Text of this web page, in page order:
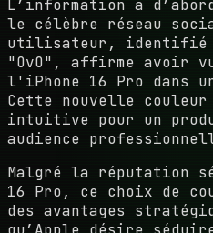
L’information a
le célèbre réseau
utilisateur, identifié
"OvO", affirme avoir
l'iPhone 16 Pro dans
Cette nouvelle couleur
intuitive pour un
audience
Malgré la réputation
16 Pro, ce choix de
des avantages